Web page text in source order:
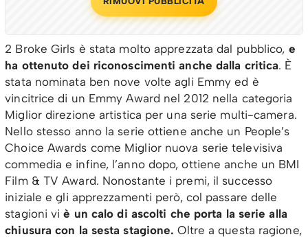
2 Broke Girls è stata molto apprezzata dal pubblico, e
ha ottenuto dei riconoscimenti anche dalla critica. È
stata nominata ben nove volte agli Emmy ed è
vincitrice di un Emmy Award nel 2012 nella categoria
Miglior direzione artistica per una serie multi-camera.
Nello stesso anno la serie ottiene anche un People’s
Choice Awards come Miglior nuova serie televisiva
commedia e infine, l’anno dopo, ottiene anche un BMI
Film & TV Award. Nonostante i premi, il successo
iniziale e gli apprezzamenti però, col passare delle
stagioni vi è un calo di ascolti che porta la serie alla
chiusura con la sesta stagione. Oltre a questa ragione,